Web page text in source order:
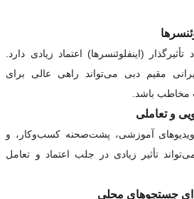
(اینفلوئنسرها) اعتماد زیادی دارد.
مقیم دبی می‌تواند راهی عالی برای
مخاطب باشد.
و تعاملی
آموزشی، پشت‌صحنه کسب‌وکار، و
تأثیر زیادی در جلب اعتماد و تعامل
جستجوهای محلی